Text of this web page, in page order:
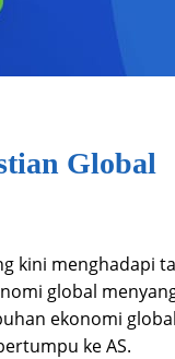
Global
kini menghadapi
global
ekonomi
ke AS.